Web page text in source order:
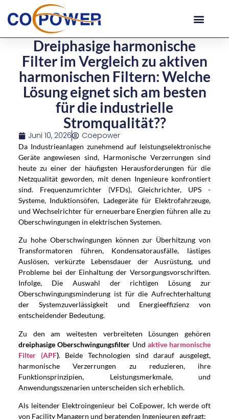
Dreiphasige harmonische
Filter im Vergleich zu aktiven
harmonischen Filtern: Welche
Lösung eignet sich am besten
für die industrielle
Stromqualität??
Juni 10, 2026 Coepower
Da Industrieanlagen zunehmend auf leistungselektronische
Geräte angewiesen sind, Harmonische Verzerrungen sind
heute zu einer der häufigsten Herausforderungen für die
Netzqualität geworden, mit denen Ingenieure konfrontiert
sind. Frequenzumrichter (VFDs), Gleichrichter, UPS -
Systeme, Induktionsöfen, Ladegeräte für Elektrofahrzeuge,
und Wechselrichter für erneuerbare Energien führen alle zu
Oberschwingungen in elektrischen Systemen.
Zu hohe Oberschwingungen können zur Überhitzung von
Transformatoren führen, Kondensatorausfälle, lästiges
Auslösen, verkürzte Lebensdauer der Ausrüstung, und
Probleme bei der Einhaltung der Versorgungsvorschriften.
Infolge, Die Auswahl der richtigen Lösung zur
Oberschwingungsminderung ist für die Aufrechterhaltung
der Systemzuverlässigkeit und Energieeffizienz von
entscheidender Bedeutung.
Zu den am weitesten verbreiteten Lösungen gehören
dreiphasige Oberschwingungsfilter Und aktive harmonische
Filter (APF). Beide Technologien sind darauf ausgelegt,
harmonische Verzerrungen zu reduzieren, ihre
Funktionsprinzipien, Leistungsmerkmale, und
Anwendungsszenarien unterscheiden sich erheblich.
Als leitender Elektroingenieur bei CoEpower, Ich werde oft
von Facility Managern und beratenden Ingenieuren gefragt: